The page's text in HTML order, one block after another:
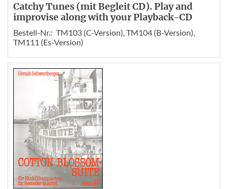
Catchy Tunes (mit Begleit CD). Play and
improvise along with your Playback-CD
Bestell-Nr.: TM103 (C-Version), TM104 (B-Version),
TM111 (Es-Version)